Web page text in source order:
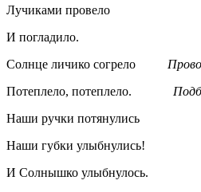
Лучиками провело
И погладило.
Солнце личико согрело
Потеплело, потеплело.
Наши ручки потянулись
Наши губки улыбнулись!
И Солнышко улыбнулось.